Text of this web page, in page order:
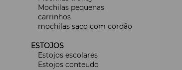
Mochilas pequenas
carrinhos
mochilas saco com cordão
ESTOJOS
Estojos escolares
Estojos conteudo